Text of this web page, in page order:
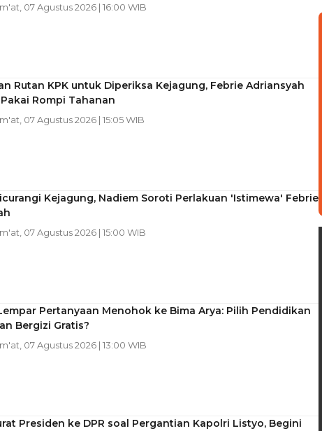
07 Agustus 2026 | 16:00 WIB
Rutan KPK untuk Diperiksa Kejagung, Febrie Adriansyah
Rompi Tahanan
07 Agustus 2026 | 15:05 WIB
Kejagung, Nadiem Soroti Perlakuan 'Istimewa' Febrie
07 Agustus 2026 | 15:00 WIB
Pertanyaan Menohok ke Bima Arya: Pilih Pendidikan
Bergizi Gratis?
07 Agustus 2026 | 13:00 WIB
Presiden ke DPR soal Pergantian Kapolri Listyo, Begini